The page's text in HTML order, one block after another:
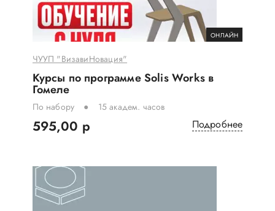
ОНЛАЙН
ЧУУП "ВизавиНовация"
Курсы по программе Solis Works в
Гомеле
По набору 15 академ. часов
595,00 р Подробнее